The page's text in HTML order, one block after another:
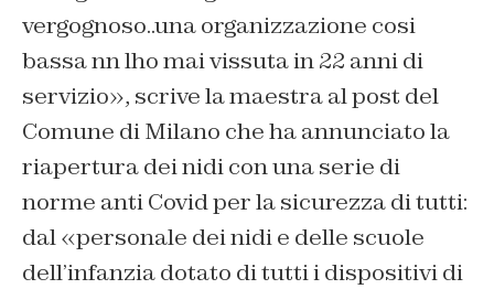
vergognoso..una organizzazione cosi
bassa nn lho mai vissuta in 22 anni di
servizio», scrive la maestra al post del
Comune di Milano che ha annunciato la
riapertura dei nidi con una serie di
norme anti Covid per la sicurezza di tutti:
dal «personale dei nidi e delle scuole
dell’infanzia dotato di tutti i dispositivi di